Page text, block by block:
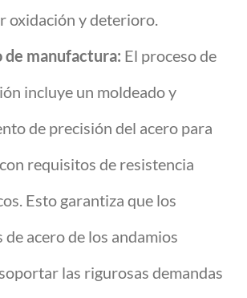
oxidación y deterioro.
de manufactura: El proceso de
incluye un moldeado y
de precisión del acero para
requisitos de resistencia
Esto garantiza que los
de acero de los andamios
las rigurosas demandas